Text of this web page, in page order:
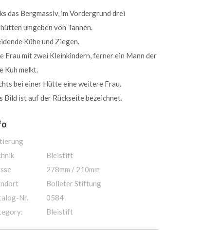
das Bergmassiv, im Vordergrund drei
umgeben von Tannen.
Kühe und Ziegen.
Frau mit zwei Kleinkindern, ferner ein Mann der
Kuh melkt.
bei einer Hütte eine weitere Frau.
Bild ist auf der Rückseite bezeichnet.
Bleistift
278mm / 210mm
Bolleter Stiftung
Nr.
0584
Bleistift